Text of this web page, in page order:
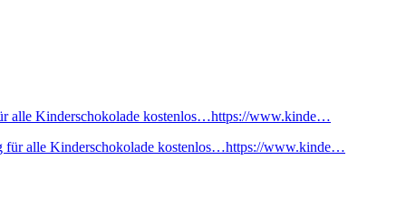
alle Kinderschokolade kostenlos…https://www.kinde…
für alle Kinderschokolade kostenlos…https://www.kinde…